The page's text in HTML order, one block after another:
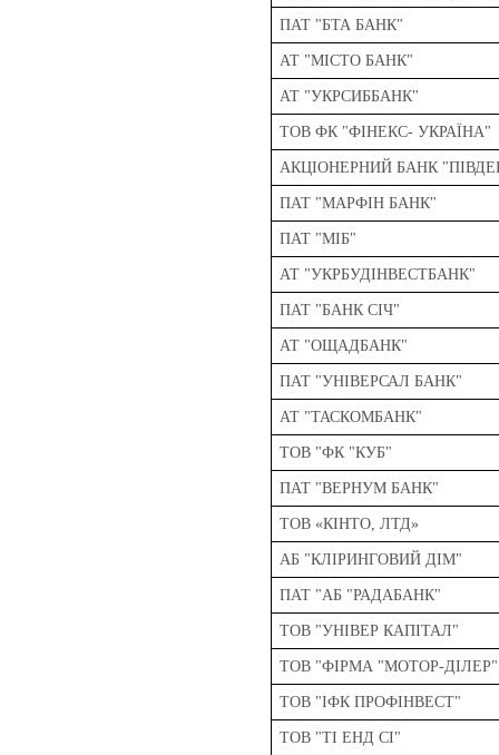
ПАТ "БТА БАНК"
АТ "МІСТО БАНК"
АТ "УКРСИББАНК"
ТОВ ФК "ФІНЕКС- УКРАЇНА"
АКЦІОНЕРНИЙ БАНК
ПАТ "МАРФІН БАНК"
ПАТ "МІБ"
АТ "УКРБУДІНВЕСТБАНК"
ПАТ "БАНК СІЧ"
АТ "ОЩАДБАНК"
ПАТ "УНІВЕРСАЛ БАНК"
АТ "ТАСКОМБАНК"
ТОВ "ФК "КУБ"
ПАТ "ВЕРНУМ БАНК"
ТОВ «КІНТО, ЛТД»
АБ "КЛІРИНГОВИЙ ДІМ"
ПАТ "АБ "РАДАБАНК"
ТОВ "УНІВЕР КАПІТАЛ"
ТОВ "ФІРМА "МОТОР-ДІЛЕР"
ТОВ "ІФК ПРОФІНВЕСТ"
ТОВ "ТІ ЕНД СІ"